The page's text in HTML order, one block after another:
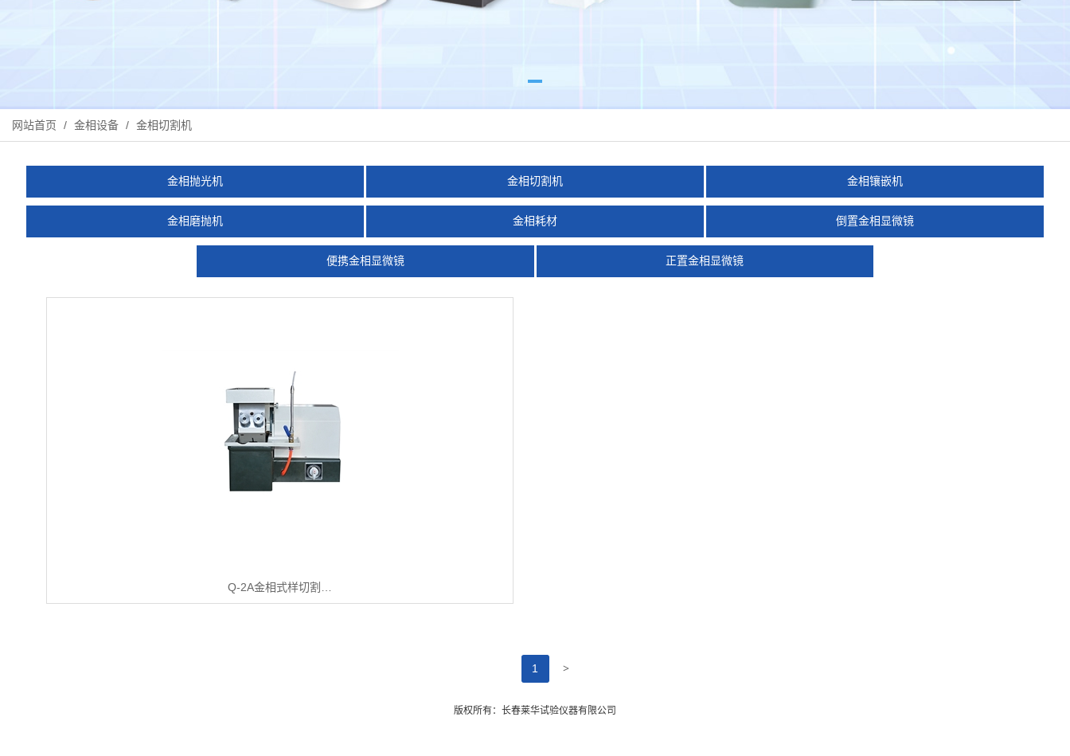
网站首页 / 金相设备 / 金相切割机
金相抛光机 金相切割机 金相镶嵌机
金相磨抛机 金相耗材 倒置金相显微镜
便携金相显微镜 正置金相显微镜
Q-2A金相式样切割…
1 >
版权所有：长春莱华试验仪器有限公司